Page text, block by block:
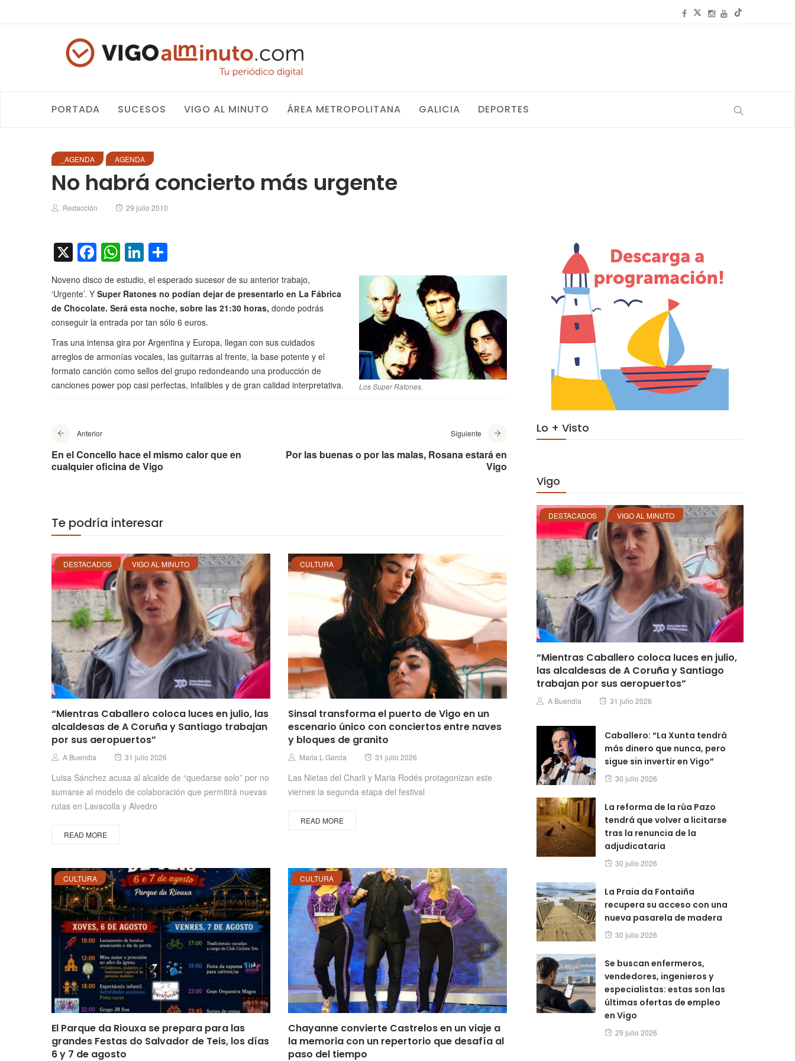
PORTADA SUCESOS VIGO AL MINUTO ÁREA METROPOLITANA GALICIA DEPORTES
_AGENDA AGENDA
No habrá concierto más urgente
Author
Redacción
Posted
29 julio 2010
X Facebook
WhatsApp
LinkedIn
Los Super Ratones.
Noveno disco de estudio, el esperado sucesor de su anterior trabajo,
‘Urgente’. Y Super Ratones no podían dejar de presentarlo en La Fábrica
de Chocolate. Será esta noche, sobre las 21:30 horas, donde podrás
conseguir la entrada por tan sólo 6 euros.
Tras una intensa gira por Argentina y Europa, llegan con sus cuidados
arreglos de armonías vocales, las guitarras al frente, la base potente y el
formato canción como sellos del grupo redondeando una producción de
canciones power pop casi perfectas, infalibles y de gran calidad interpretativa.
Anterior
En el Concello hace el mismo calor que en
cualquier oficina de Vigo
Siguiente
Por las buenas o por las malas, Rosana estará en
Vigo
Te podría interesar
DESTACADOS VIGO AL MINUTO
“Mientras Caballero coloca luces en julio, las
alcaldesas de A Coruña y Santiago trabajan
por sus aeropuertos”
Author
A Buendia
Posted
31 julio 2026
Luisa Sánchez acusa al alcalde de “quedarse solo” por no
sumarse al modelo de colaboración que permitirá nuevas
rutas en Lavacolla y Alvedro
READ MORE
CULTURA
Sinsal transforma el puerto de Vigo en un
escenario único con conciertos entre naves
y bloques de granito
Author
Maria L Garcia
Posted
31 julio 2026
Las Nietas del Charli y Maria Rodés protagonizan este
viernes la segunda etapa del festival
READ MORE
CULTURA
El Parque da Riouxa se prepara para las
grandes Festas do Salvador de Teis, los días
6 y 7 de agosto
CULTURA
Chayanne convierte Castrelos en un viaje a
la memoria con un repertorio que desafía al
paso del tiempo
Lo + Visto
Vigo
DESTACADOS VIGO AL MINUTO
“Mientras Caballero coloca luces en julio,
las alcaldesas de A Coruña y Santiago
trabajan por sus aeropuertos”
Author
A Buendia
Posted
31 julio 2026
Caballero: “La Xunta tendrá
más dinero que nunca, pero
sigue sin invertir en Vigo”
Posted
30 julio 2026
La reforma de la rúa Pazo
tendrá que volver a licitarse
tras la renuncia de la
adjudicataria
Posted
30 julio 2026
La Praia da Fontaiña
recupera su acceso con una
nueva pasarela de madera
Posted
30 julio 2026
Se buscan enfermeros,
vendedores, ingenieros y
especialistas: estas son las
últimas ofertas de empleo
en Vigo
Posted
29 julio 2026